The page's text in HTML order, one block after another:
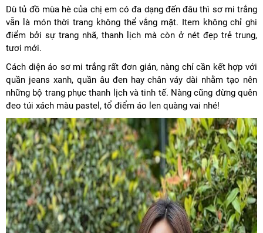
Dù tủ đồ mùa hè của chị em có đa dạng đến đâu thì sơ mi trắng
vẫn là món thời trang không thể vắng mặt. Item không chỉ ghi
điểm bởi sự trang nhã, thanh lịch mà còn ở nét đẹp trẻ trung,
tươi mới.
Cách diện áo sơ mi trắng rất đơn giản, nàng chỉ cần kết hợp với
quần jeans xanh, quần âu đen hay chân váy dài nhằm tạo nên
những bộ trang phục thanh lịch và tinh tế. Nàng cũng đừng quên
đeo túi xách màu pastel, tổ điểm áo len quàng vai nhé!